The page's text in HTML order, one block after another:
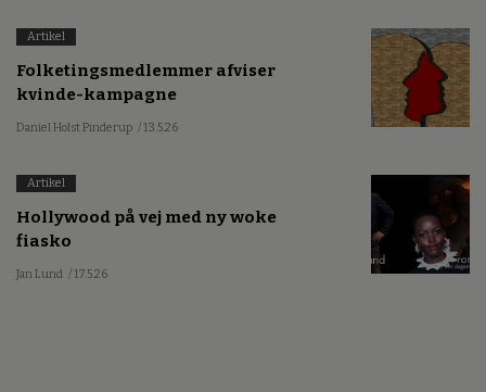
Artikel
Folketingsmedlemmer afviser
kvinde-kampagne
Daniel Holst Pinderup / 13.5.26
Artikel
Hollywood på vej med ny woke
fiasko
Jan Lund / 17.5.26